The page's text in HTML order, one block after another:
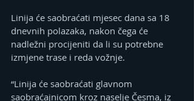
Linija će saobraćati mjesec dana sa 18
dnevnih polazaka, nakon čega će
nadležni procijeniti da li su potrebne
izmjene trase i reda vožnje.
“Linija će saobraćati glavnom
saobraćajnicom kroz naselje Česma, iz